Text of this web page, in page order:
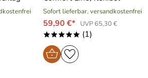
Sofort lieferbar, versandkostenfrei
59,90 €* UVP 65,30 €
***** (1)